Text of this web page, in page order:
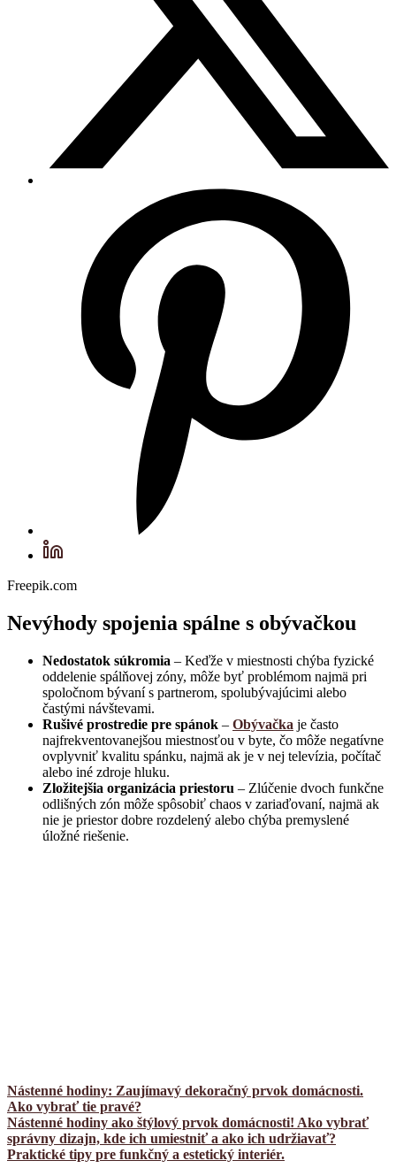
Freepik.com
Nevýhody spojenia spálne s obývačkou
Nedostatok súkromia – Keďže v miestnosti chýba fyzické
oddelenie spálňovej zóny, môže byť problémom najmä pri
spoločnom bývaní s partnerom, spolubývajúcimi alebo
častými návštevami.
Rušivé prostredie pre spánok – Obývačka je často
najfrekventovanejšou miestnosťou v byte, čo môže negatívne
ovplyvniť kvalitu spánku, najmä ak je v nej televízia, počítač
alebo iné zdroje hluku.
Zložitejšia organizácia priestoru – Zlúčenie dvoch funkčne
odlišných zón môže spôsobiť chaos v zariaďovaní, najmä ak
nie je priestor dobre rozdelený alebo chýba premyslené
úložné riešenie.
Nástenné hodiny: Zaujímavý dekoračný prvok domácnosti.
Ako vybrať tie pravé?
Nástenné hodiny ako štýlový prvok domácnosti! Ako vybrať
správny dizajn, kde ich umiestniť a ako ich udržiavať?
Praktické tipy pre funkčný a estetický interiér.